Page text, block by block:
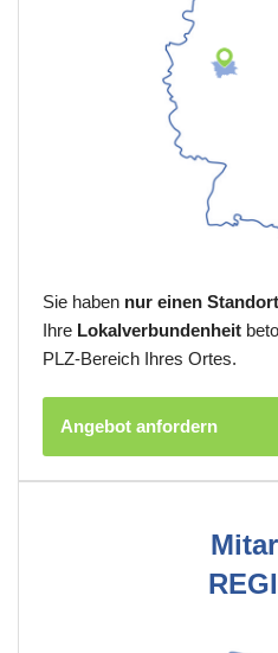
Sie haben nur einen Standort
Ihre Lokalverbundenheit
PLZ-Bereich Ihres Ortes.
Angebot anfordern